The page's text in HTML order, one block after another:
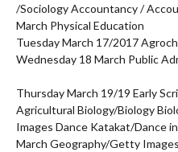
/Sociology Accountancy /
March Physical Education
Tuesday March 17/2017
Wednesday 18 March Public
Thursday March 19/19 Early
Agricultural Biology/Biology
Images Dance Katakat/Dance
March Geography/Getty